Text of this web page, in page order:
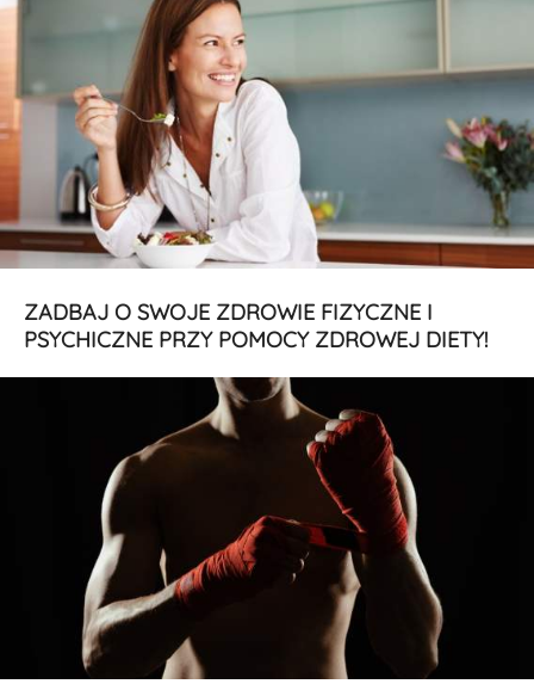
ZADBAJ O SWOJE ZDROWIE FIZYCZNE I
PSYCHICZNE PRZY POMOCY ZDROWEJ DIETY!